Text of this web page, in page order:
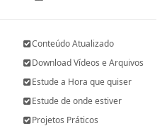
Conteúdo Atualizado
Download Vídeos e Arquivos
Estude a Hora que quiser
Estude de onde estiver
Projetos Práticos